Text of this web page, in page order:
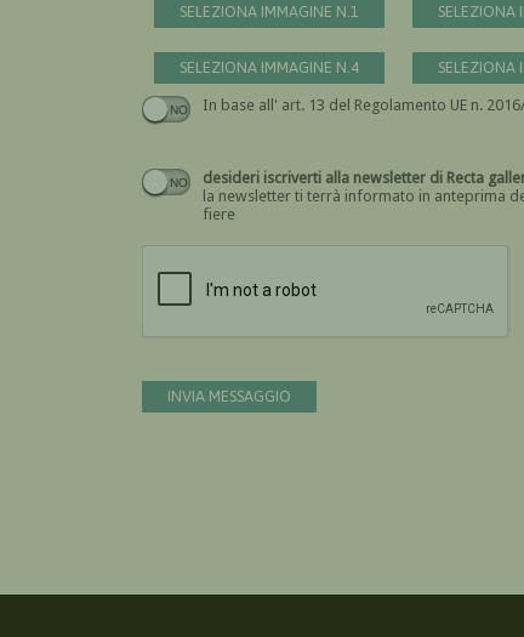
SELEZIONA IMMAGINE N.1 SELEZIONA
SELEZIONA IMMAGINE N.4 SELEZIONA
desideri iscriverti alla
la newsletter ti terrà informato in anteprima
fiere
INVIA MESSAGGIO